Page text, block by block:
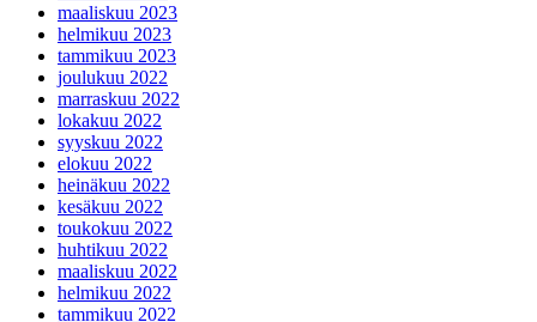
maaliskuu 2023
helmikuu 2023
tammikuu 2023
joulukuu 2022
marraskuu 2022
lokakuu 2022
syyskuu 2022
elokuu 2022
heinäkuu 2022
kesäkuu 2022
toukokuu 2022
huhtikuu 2022
maaliskuu 2022
helmikuu 2022
tammikuu 2022